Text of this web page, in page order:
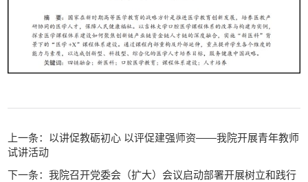
上一条：以讲促教砺初心 以评促建强师资——我院开展青年教师
试讲活动
下一条：我院召开党委会（扩大）会议启动部署开展树立和践行